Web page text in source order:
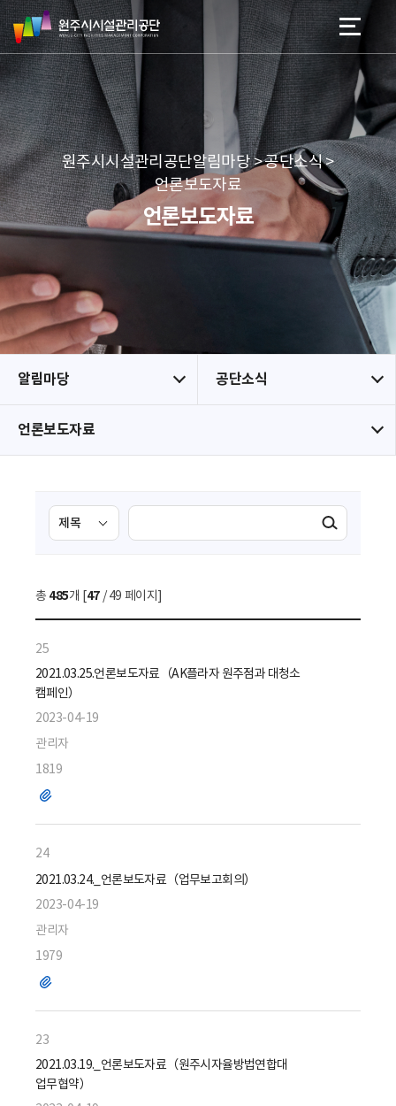
스
킵
네
비
게
이
션
본문 바로가기
메뉴 바로가기
원
주
시
시
설
관
리
공
단
원주시시설관리공단알림마당 > 공단소식 >
언론보도자료
언론보도자료
알림마당 공단소식
언론보도자료
검
색
선
택
색
검색실행
총 485개 [47 / 49 페이지]
25
2021.03.25.언론보도자료（AK플라자 원주점과 대청소
캠페인）
2023-04-19
관리자
1819
파
24
2021.03.24._언론보도자료（업무보고회의）
2023-04-19
관리자
1979
파
23
2021.03.19._언론보도자료（원주시자율방법연합대
업무협약）